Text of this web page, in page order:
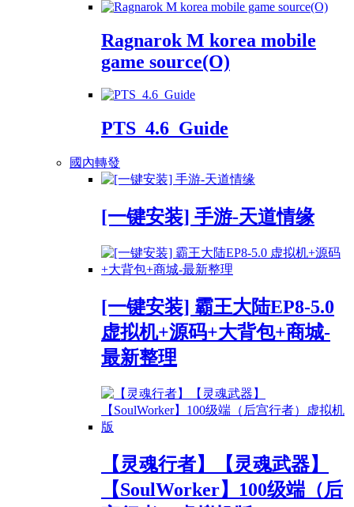
Ragnarok M korea mobile
game source(O)
PTS_4.6_Guide
國內轉發
[一键安装] 手游-天道情缘
[一键安装] 霸王大陆EP8-5.0
虚拟机+源码+大背包+商城-
最新整理
【灵魂行者】【灵魂武器】
【SoulWorker】100级端（后